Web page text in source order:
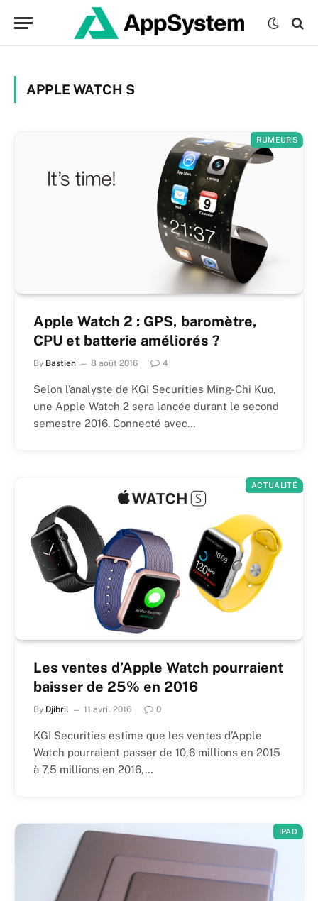
APPLE WATCH S
RUMEURS
Apple Watch 2 : GPS, baromètre,
CPU et batterie améliorés ?
By Bastien 8 août 2016 4
Selon l’analyste de KGI Securities Ming-Chi Kuo,
une Apple Watch 2 sera lancée durant le second
semestre 2016. Connecté avec…
ACTUALITÉ
Les ventes d’Apple Watch pourraient
baisser de 25% en 2016
By Djibril 11 avril 2016 0
KGI Securities estime que les ventes d’Apple
Watch pourraient passer de 10,6 millions en 2015
à 7,5 millions en 2016,…
IPAD